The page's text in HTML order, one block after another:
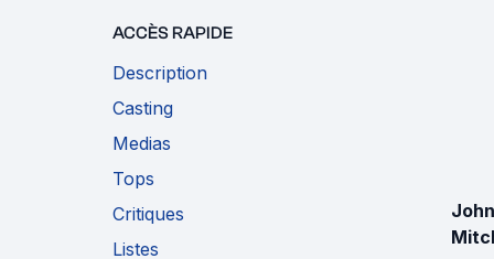
ACCÈS RAPIDE
Description
Casting
Medias
Tops
Critiques
Listes